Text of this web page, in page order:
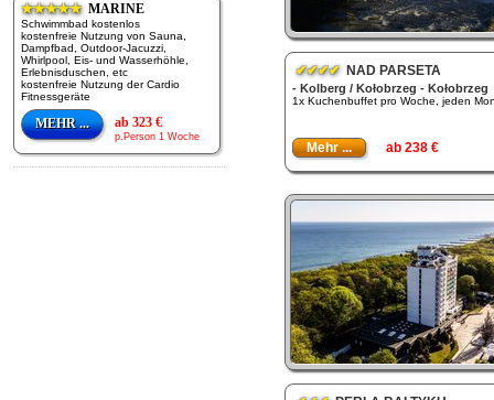
★★★★★MARINE
Schwimmbad kostenlos
kostenfreie Nutzung von Sauna,
Dampfbad, Outdoor-Jacuzzi,
Whirlpool, Eis- und Wasserhöhle,
Erlebnisduschen, etc
kostenfreie Nutzung der Cardio
Fitnessgeräte
MEHR ... ab 323 €
p.Person 1 Woche
✔✔✔✔NAD PARSETA
- Kolberg / Kołobrzeg - Kołobrzeg
1x Kuchenbuffet pro Woche, jeden
Mehr ... ab 238 €